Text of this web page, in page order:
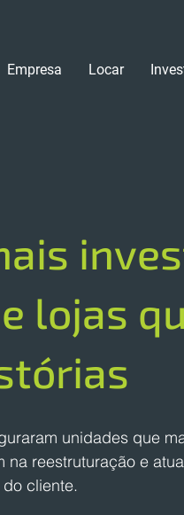
Empresa Locar
lojas
unidades que
na reestruturação e
cliente.